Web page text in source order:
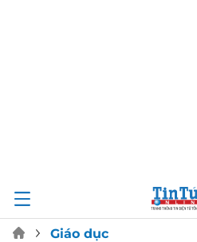
Giáo dục